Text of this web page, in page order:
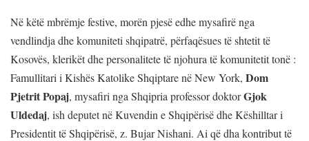
Në këtë mbrëmje festive, morën pjesë edhe mysafirë nga
vendlindja dhe komuniteti shqipatrë, përfaqësues të shtetit të
Kosovës, klerikët dhe personalitete të njohura të komunitetit tonë :
Famullitari i Kishës Katolike Shqiptare në New York, Dom
Pjetrit Popaj, mysafiri nga Shqipria professor doktorGjok
Uldedaj, ish deputet në Kuvendin e Shqipërisë dhe Këshilltar i
Presidentit të Shqipërisë, z. Bujar Nishani. Ai që dha kontribut të